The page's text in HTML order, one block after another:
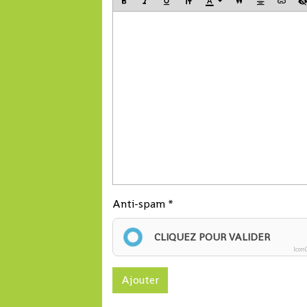
Terminal.
Anti-spam
CLIQUEZ POUR VALIDER
Ajouter